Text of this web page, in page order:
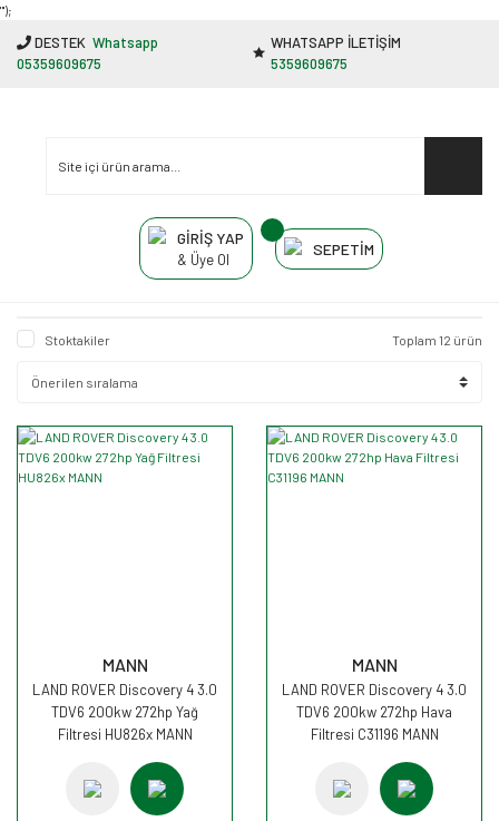
"');
DESTEK Whatsapp
05359609675
WHATSAPP İLETİŞİM
5359609675
GİRİŞ YAP
& Üye Ol
SEPETİM
Stoktakiler Toplam 12 ürün
MANN
LAND ROVER Discovery 4 3.0
TDV6 200kw 272hp Yağ
Filtresi HU826x MANN
MANN
LAND ROVER Discovery 4 3.0
TDV6 200kw 272hp Hava
Filtresi C31196 MANN